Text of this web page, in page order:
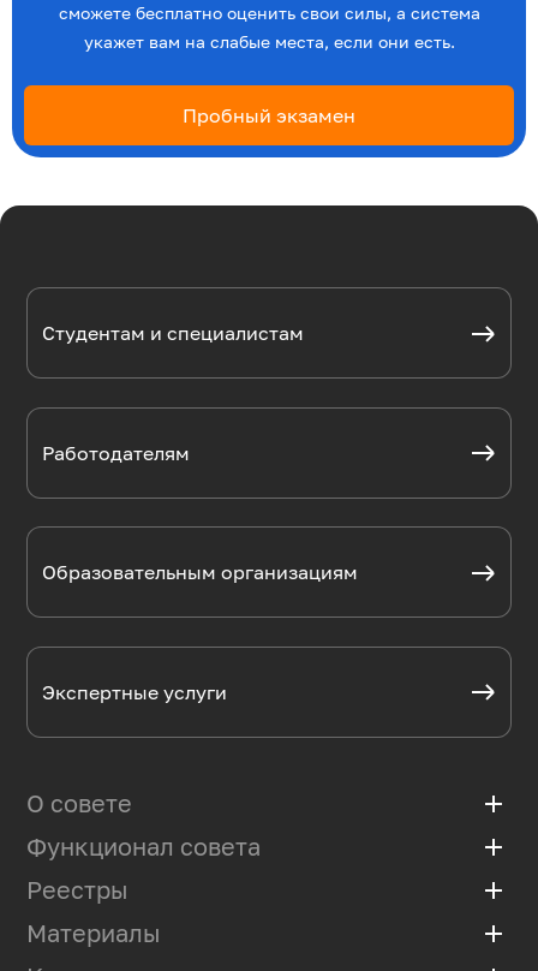
сможете бесплатно оценить свои силы, а система
укажет вам на слабые места, если они есть.
Пробный экзамен
Студентам и специалистам
Работодателям
Образовательным организациям
Экспертные услуги
О совете add
Базовая организация
Положение
Состав
Функционал совета add
Мониторинг рынка труда
Разработка профстандартов
Экспертиза ФГОС и программ
Реестры add
Аккредитованные программы
Материалы add